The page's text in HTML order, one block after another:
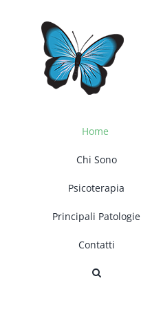
contenuto
Home
Chi Sono
Psicoterapia
Principali Patologie
Contatti